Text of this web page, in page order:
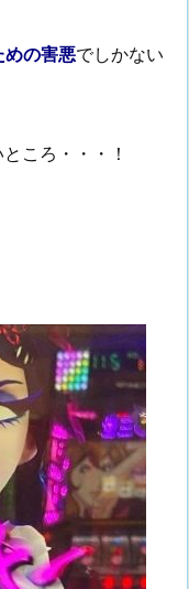
めの害悪でしかない
ころ・・・！